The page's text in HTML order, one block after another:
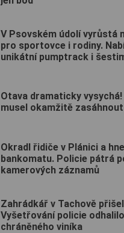
V Psovském údolí vyrůstá
pro sportovce i rodiny.
unikátní pumptrack i
Otava dramaticky
musel okamžitě zasáhnout
Okradl řidiče v Plánici a
bankomatu. Policie pátrá
kamerových záznamů
Zahrádkář v Tachově
Vyšetřování policie
chráněného viníka